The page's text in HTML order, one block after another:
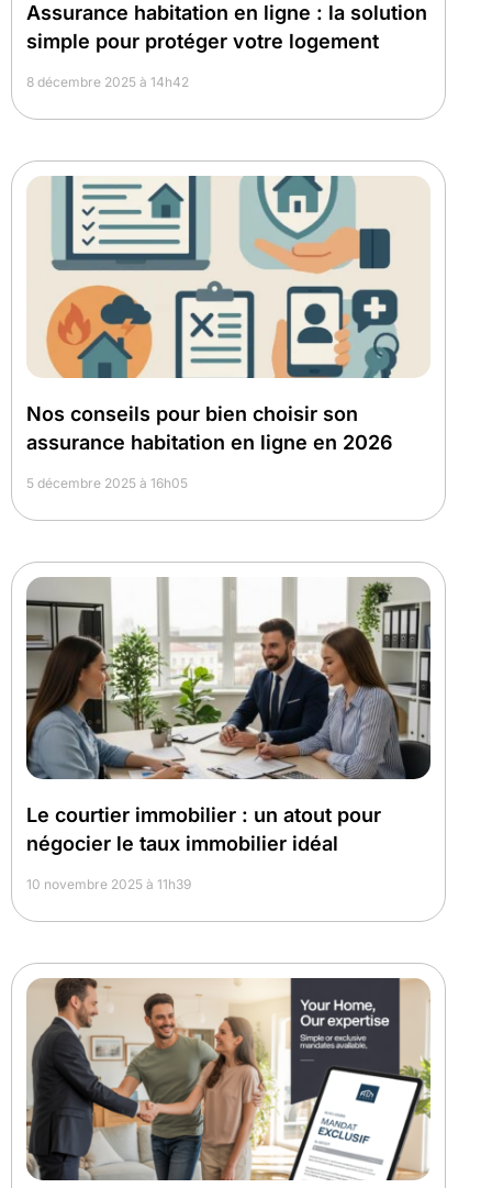
Assurance habitation en ligne : la solution
simple pour protéger votre logement
8 décembre 2025 à 14h42
Nos conseils pour bien choisir son
assurance habitation en ligne en 2026
5 décembre 2025 à 16h05
Le courtier immobilier : un atout pour
négocier le taux immobilier idéal
10 novembre 2025 à 11h39